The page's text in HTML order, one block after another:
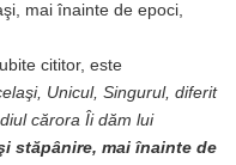
mai înainte de epoci,
cititor, este
Unicul, Singurul, diferit
cărora Îi dăm lui
stăpânire, mai înainte de